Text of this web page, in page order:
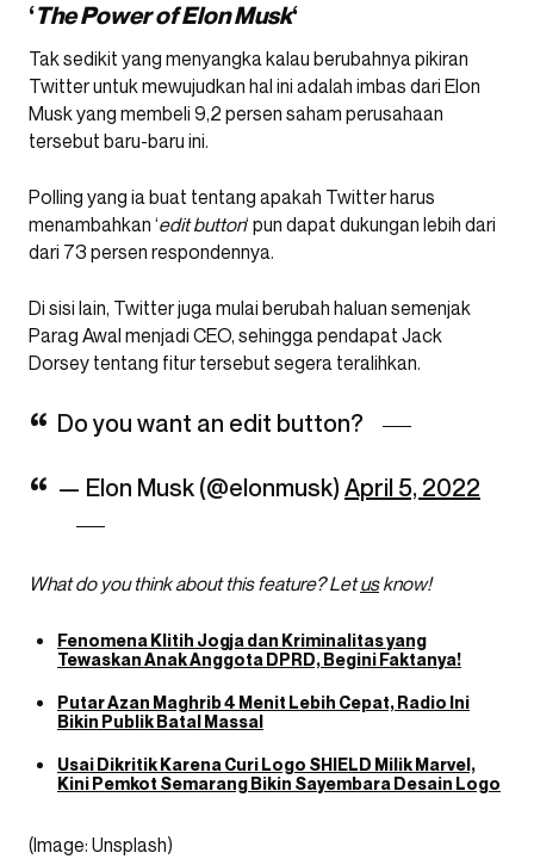
‘The Power of Elon Musk‘
Tak sedikit yang menyangka kalau berubahnya pikiran
Twitter untuk mewujudkan hal ini adalah imbas dari Elon
Musk yang membeli 9,2 persen saham perusahaan
tersebut baru-baru ini.
Polling yang ia buat tentang apakah Twitter harus
menambahkan ‘edit button‘ pun dapat dukungan lebih dari
dari 73 persen respondennya.
Di sisi lain, Twitter juga mulai berubah haluan semenjak
Parag Awal menjadi CEO, sehingga pendapat Jack
Dorsey tentang fitur tersebut segera teralihkan.
Do you want an edit button?
— Elon Musk (@elonmusk) April 5, 2022
What do you think about this feature? Letusknow!
Fenomena Klitih Jogja dan Kriminalitas yang
Tewaskan Anak Anggota DPRD, Begini Faktanya!
Putar Azan Maghrib 4 Menit Lebih Cepat, Radio Ini
Bikin Publik Batal Massal
Usai Dikritik Karena Curi Logo SHIELD Milik Marvel,
Kini Pemkot Semarang Bikin Sayembara Desain Logo
(Image: Unsplash)